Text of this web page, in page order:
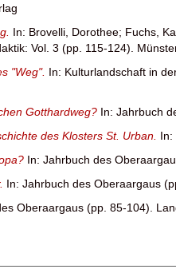
In: Brovelli, Dorothee; Fuchs,
Vol. 3 (pp. 115-124).
"Weg". In: Kulturlandschaft in
Gotthardweg? In: Jahrbuch
des Klosters St. Urban. In:
In: Jahrbuch des
In: Jahrbuch des Oberaargaus
Oberaargaus (pp. 85-104).